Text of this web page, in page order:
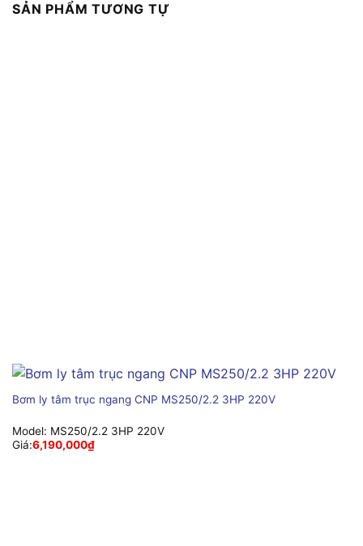
SẢN PHẨM TƯƠNG TỰ
Bơm ly tâm trục ngang CNP MS250/2.2 3HP 220V
Model: MS250/2.2 3HP 220V
Giá:6,190,000₫